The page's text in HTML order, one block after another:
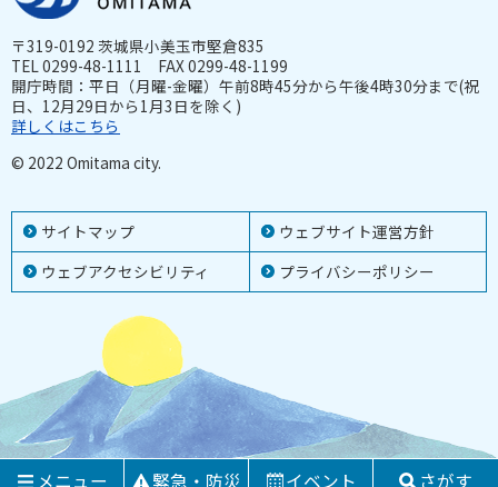
サイトマップ
ウェブサイト運営方針
ウェブアクセシビリティ
プライバシーポリシー
〒319-0192 茨城県小美玉市堅倉835
TEL 0299-48-1111 FAX 0299-48-1199
開庁時間：平日（月曜-金曜）午前8時45分から午後4時30分まで(祝
日、12月29日から1月3日を除く)
詳しくはこちら
© 2022 Omitama city.
メニュー 緊急・防災 イベント さがす